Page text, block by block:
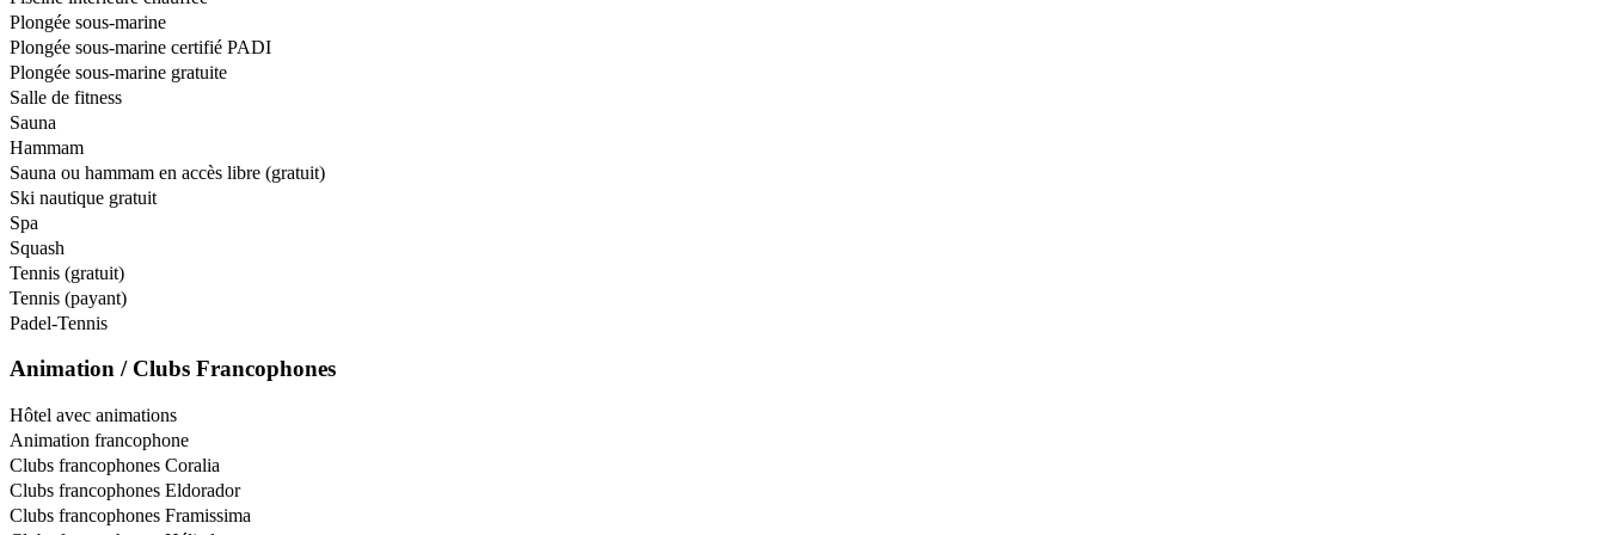
Plongée sous-marine
Plongée sous-marine certifié PADI
Plongée sous-marine gratuite
Salle de fitness
Sauna
Hammam
Sauna ou hammam en accès libre (gratuit)
Ski nautique gratuit
Spa
Squash
Tennis (gratuit)
Tennis (payant)
Padel-Tennis
Animation / Clubs Francophones
Hôtel avec animations
Animation francophone
Clubs francophones Coralia
Clubs francophones Eldorador
Clubs francophones Framissima